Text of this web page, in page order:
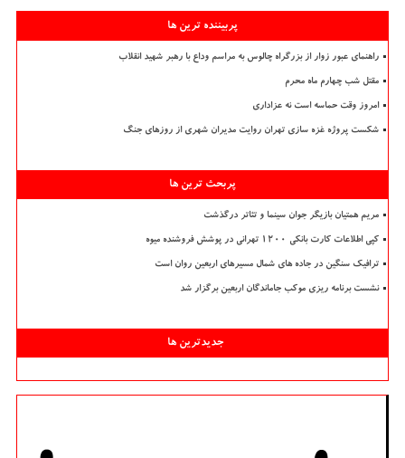
پربیننده ترین ها
راهنمای عبور زوار از بزرگراه چالوس به مراسم وداع با رهبر شهید انقلاب
مقتل شب چهارم ماه محرم
امروز وقت حماسه است نه عزاداری
شکست پروژه غزه سازی تهران روایت مدیران شهری از روزهای جنگ
پربحث ترین ها
مریم همتیان بازیگر جوان سینما و تئاتر درگذشت
کپی اطلاعات کارت بانکی ۱۲۰۰ تهرانی در پوشش فروشنده میوه
ترافیک سنگین در جاده های شمال مسیرهای اربعین روان است
نشست برنامه ریزی موکب جاماندگان اربعین برگزار شد
جدیدترین ها